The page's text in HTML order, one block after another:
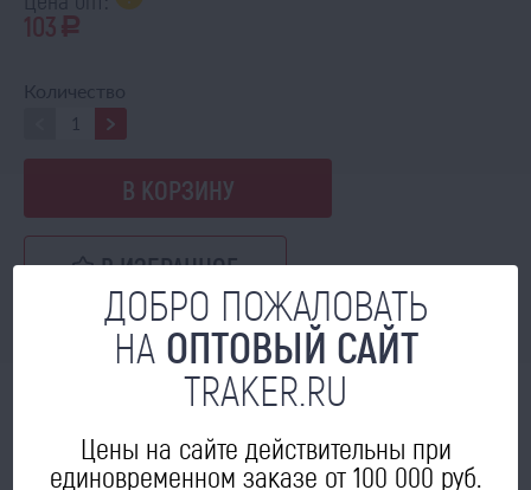
103 a
Количество
В КОРЗИНУ
В ИЗБРАННОЕ
МОЖЕТ ПРИГОДИТЬСЯ
ДОБРО ПОЖАЛОВАТЬ
НА ОПТОВЫЙ САЙТ
TRAKER.RU
Цены на сайте действительны при
единовременном заказе от 100 000 руб.